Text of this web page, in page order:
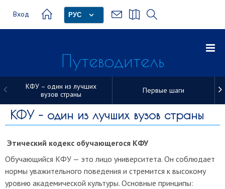
Вход РУС
Путеводитель
первокурсника
Путеводитель
первокурсника
КФУ – один из лучших
вузов страны
Первые шаги
КФУ – один из лучших вузов страны
Этический кодекс обучающегося КФУ
Обучающийся КФУ — это лицо университета. Он соблюдает
нормы уважительного поведения и стремится к высокому
уровню академической культуры. Основные принципы: